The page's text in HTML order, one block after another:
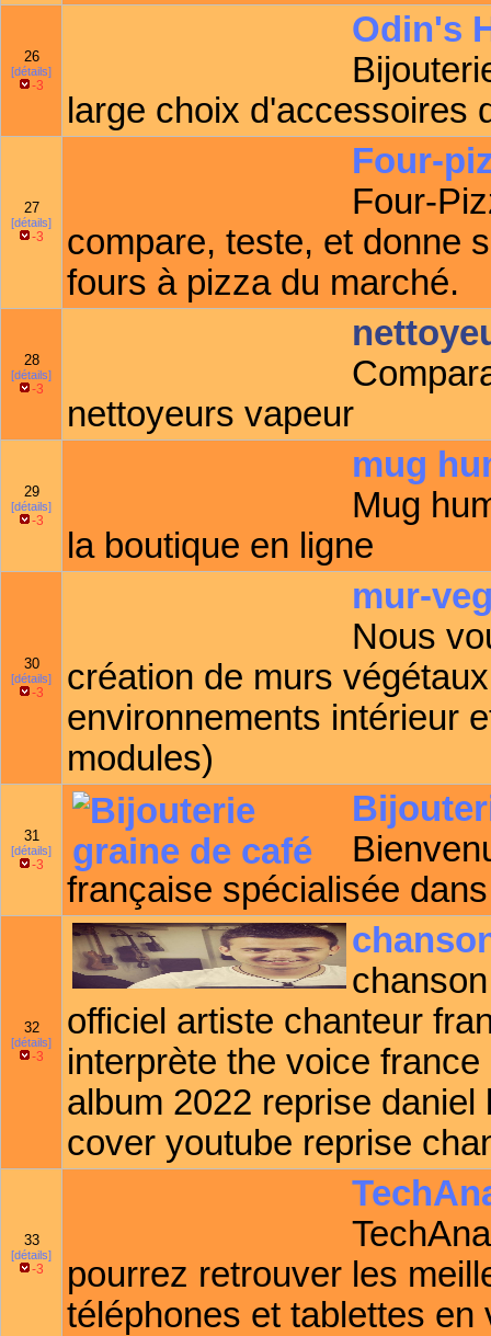
26
[détails]
-3
Odin's
large choix d'accessoires
27
[détails]
-3
Four-
Four-
compare, teste, et donne
fours à pizza du marché.
28
[détails]
-3
nettoyeurs vapeur
29
[détails]
-3
mug
Mug
la boutique en ligne
30
[détails]
-3
mur-
Nous
création de murs
environnements intérieur
modules)
31
[détails]
-3
française spécialisée
32
[détails]
-3
officiel artiste chanteur
interprète the voice
album 2022 reprise
cover youtube reprise
33
[détails]
-3
pourrez retrouver les
téléphones et tablettes